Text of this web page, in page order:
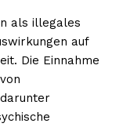
als illegales
auf
Die Einnahme